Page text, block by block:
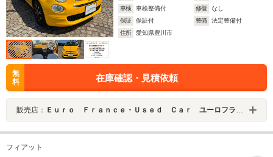
車検
車検整備付 修復
なし
保証
保証付 整備
法定整備付
住所
愛知県豊川市
無
料
在庫確認・見積依頼
販売店： Ｅｕｒｏ Ｆｒａｎｃｅ・Ｕｓｅｄ Ｃａｒ ユーロフランスユーズドカー
フィアット